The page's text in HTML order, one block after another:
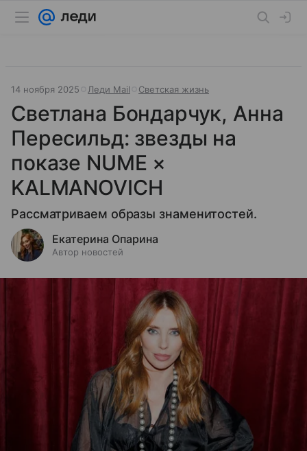
14 ноября 2025 Леди Mail Светская жизнь
Светлана Бондарчук, Анна
Пересильд: звезды на
показе NUME ×
KALMANOVICH
Рассматриваем образы знаменитостей.
Екатерина Опарина
Автор новостей